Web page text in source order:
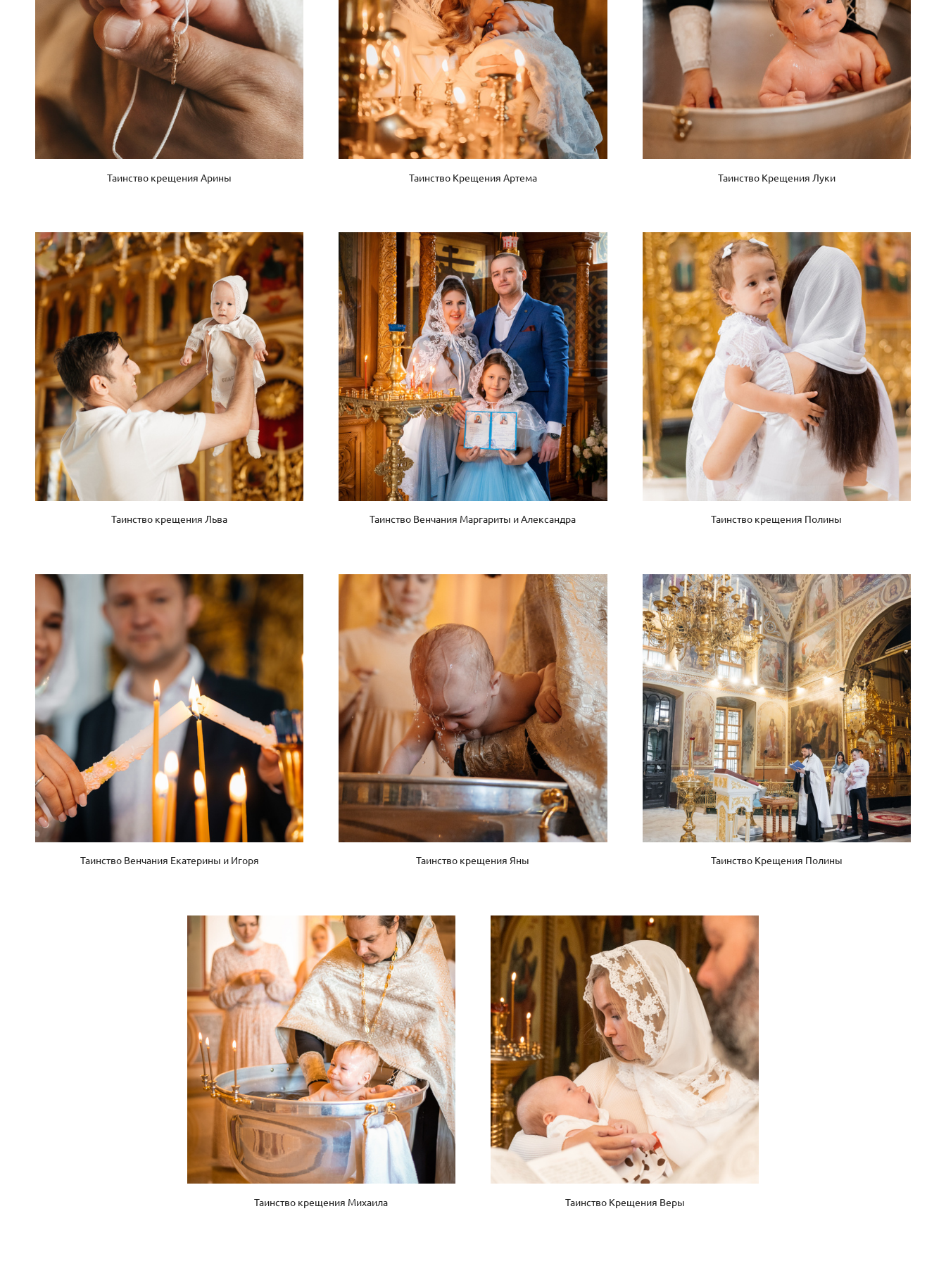
Таинство крещения Арины Таинство Крещения Артема Таинство Крещения Луки
Таинство крещения Льва Таинство Венчания Маргариты и Александра Таинство крещения Полины
Таинство Венчания Екатерины и Игоря Таинство крещения Яны Таинство Крещения Полины
Таинство крещения Михаила Таинство Крещения Веры